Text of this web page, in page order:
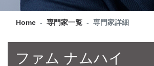
COMPANY
Q&A
Home 専門家一覧 専門家詳細
ファム ナムハイ